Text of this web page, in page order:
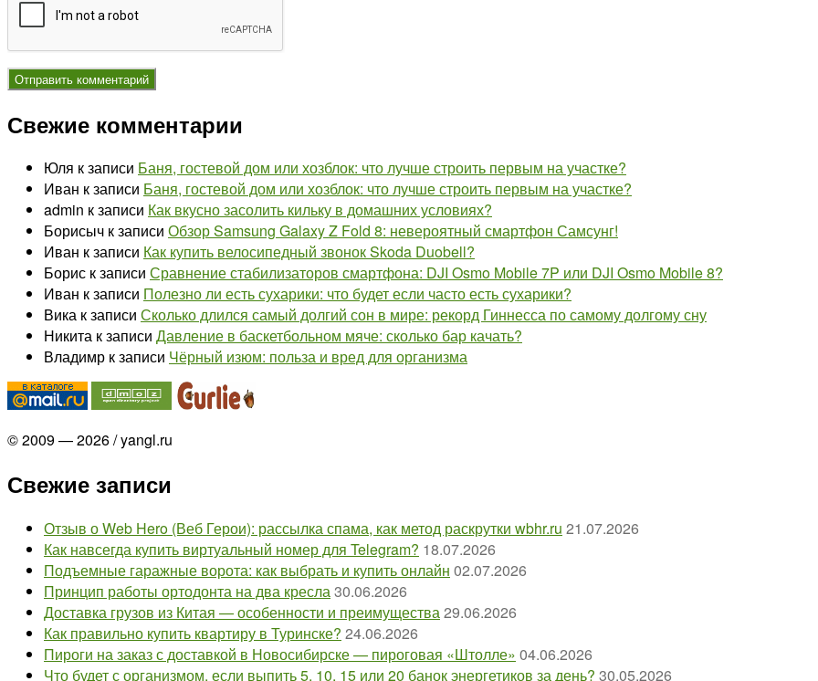
Свежие комментарии
Юля к записи Баня, гостевой дом или хозблок: что лучше строить первым на участке?
Иван к записи Баня, гостевой дом или хозблок: что лучше строить первым на участке?
admin к записи Как вкусно засолить кильку в домашних условиях?
Борисыч к записи Обзор Samsung Galaxy Z Fold 8: невероятный смартфон Самсунг!
Иван к записи Как купить велосипедный звонок Skoda Duobell?
Борис к записи Сравнение стабилизаторов смартфона: DJI Osmo Mobile 7P или DJI Osmo Mobile 8?
Иван к записи Полезно ли есть сухарики: что будет если часто есть сухарики?
Вика к записи Сколько длился самый долгий сон в мире: рекорд Гиннесса по самому долгому сну
Никита к записи Давление в баскетбольном мяче: сколько бар качать?
Владимр к записи Чёрный изюм: польза и вред для организма
© 2009 — 2026 / yangl.ru
Свежие записи
Отзыв о Web Hero (Веб Герои): рассылка спама, как метод раскрутки wbhr.ru 21.07.2026
Как навсегда купить виртуальный номер для Telegram? 18.07.2026
Подъемные гаражные ворота: как выбрать и купить онлайн 02.07.2026
Принцип работы ортодонта на два кресла30.06.2026
Доставка грузов из Китая — особенности и преимущества29.06.2026
Как правильно купить квартиру в Туринске? 24.06.2026
Пироги на заказ с доставкой в Новосибирске — пироговая «Штолле» 04.06.2026
Что будет с организмом, если выпить 5, 10, 15 или 20 банок энергетиков за день? 30.05.2026